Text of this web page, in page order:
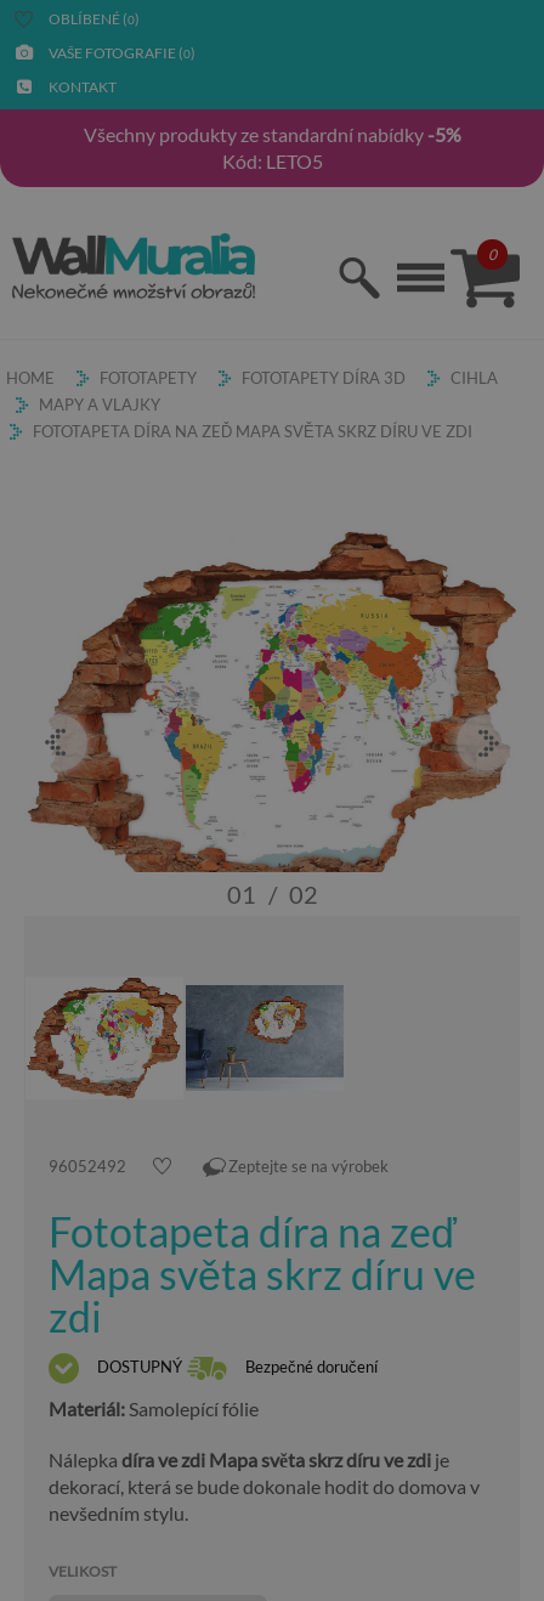
OBLÍBENÉ (0)
VAŠE FOTOGRAFIE (0)
KONTAKT
Všechny produkty ze standardní nabídky -5%
Kód: LETO5
0
HOME FOTOTAPETY FOTOTAPETY DÍRA 3D
CIHLA
MAPY A VLAJKY
FOTOTAPETA DÍRA NA ZEĎ MAPA SVĚTA SKRZ DÍRU VE ZDI
01 / 02
96052492 Zeptejte se na výrobek
Fototapeta díra na zeď
Mapa světa skrz díru ve
zdi
DOSTUPNÝ Bezpečné doručení
Materiál: Samolepící fólie
Nálepka díra ve zdi Mapa světa skrz díru ve zdi je
dekorací, která se bude dokonale hodit do domova v
nevšedním stylu.
VELIKOST